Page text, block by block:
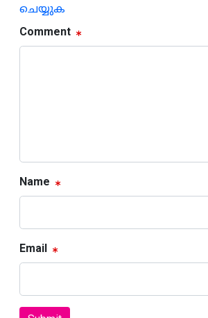
ചെയ്യുക
Comment
Name
Email